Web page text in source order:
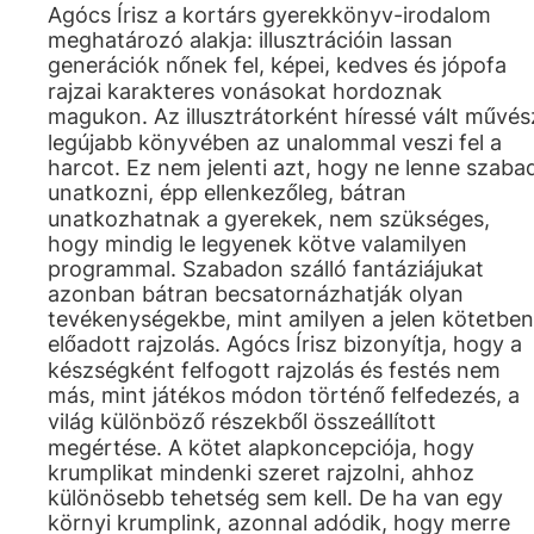
Agócs Írisz a kortárs gyerekkönyv-irodalom
meghatározó alakja: illusztrációin lassan
generációk nőnek fel, képei, kedves és jópofa
rajzai karakteres vonásokat hordoznak
magukon. Az illusztrátorként híressé vált
legújabb könyvében az unalommal veszi fel a
harcot. Ez nem jelenti azt, hogy ne lenne
unatkozni, épp ellenkezőleg, bátran
unatkozhatnak a gyerekek, nem szükséges,
hogy mindig le legyenek kötve valamilyen
programmal. Szabadon szálló fantáziájukat
azonban bátran becsatornázhatják olyan
tevékenységekbe, mint amilyen a jelen kötetben
előadott rajzolás. Agócs Írisz bizonyítja, hogy a
készségként felfogott rajzolás és festés nem
más, mint játékos módon történő felfedezés, a
világ különböző részekből összeállított
megértése. A kötet alapkoncepciója, hogy
krumplikat mindenki szeret rajzolni, ahhoz
különösebb tehetség sem kell. De ha van egy
környi krumplink, azonnal adódik, hogy merre